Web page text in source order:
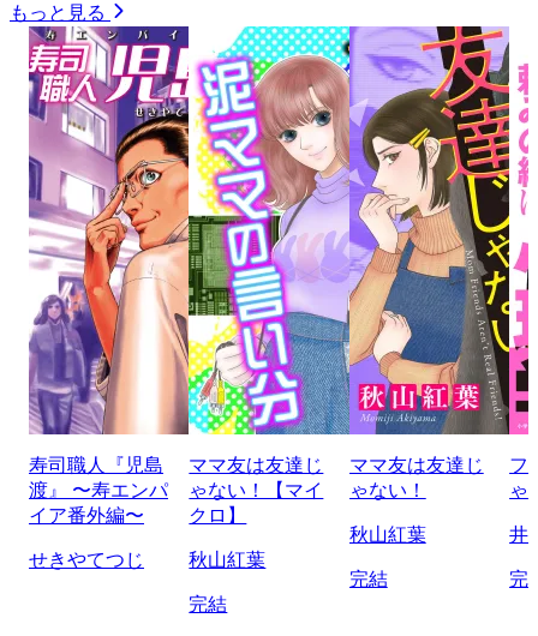
もっと見る
寿司職人『児島
渡』 〜寿エンパ
イア番外編〜
せきやてつじ
ママ友は友達じ
ゃない！【マイ
クロ】
秋山紅葉
完結
ママ友は友達じ
ゃない！
秋山紅葉
完結
フ
ゃ
井
完